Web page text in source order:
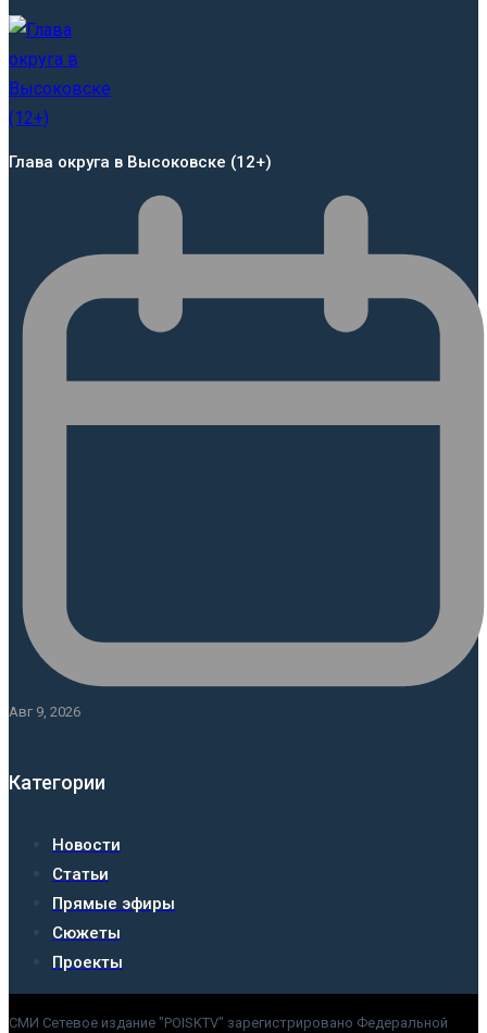
Глава округа в Высоковске (12+)
Авг 9, 2026
Категории
Новости
Статьи
Прямые эфиры
Сюжеты
Проекты
СМИ Сетевое издание "POISKTV" зарегистрировано Федеральной